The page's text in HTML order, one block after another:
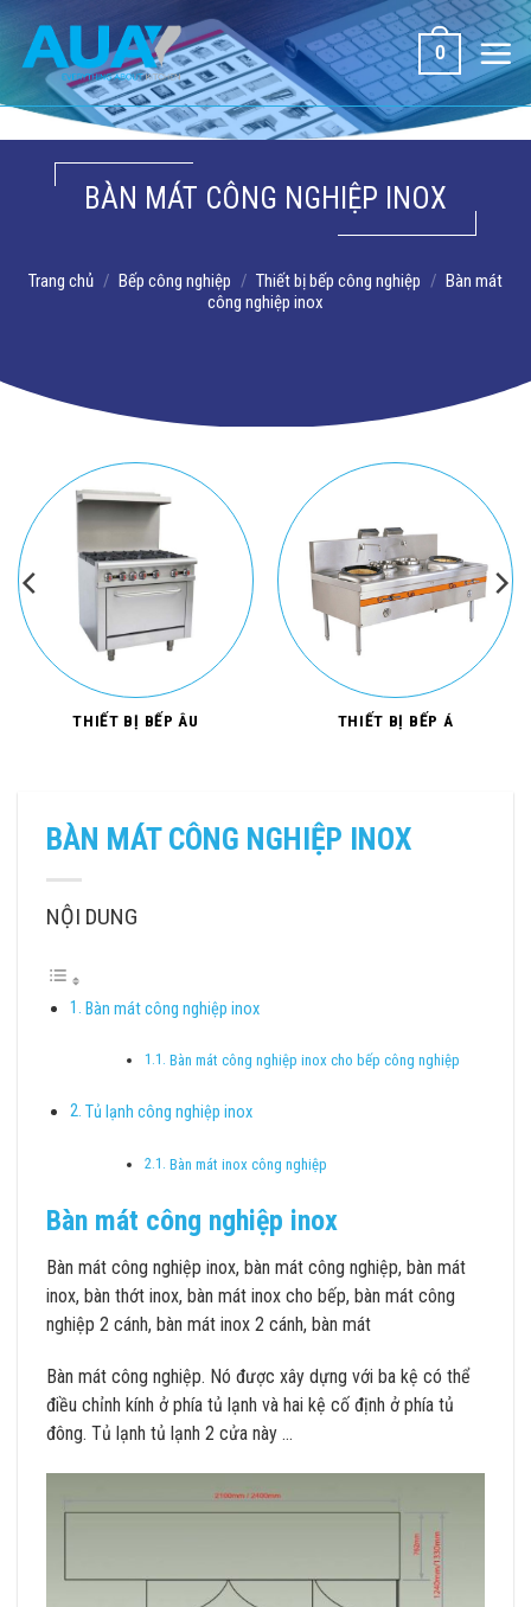
dung
0
BÀN MÁT CÔNG NGHIỆP INOX
Trang chủ / Bếp công nghiệp / Thiết bị bếp công nghiệp / Bàn mát
công nghiệp inox
THIẾT BỊ BẾP ÂU THIẾT BỊ BẾP Á
BÀN MÁT CÔNG NGHIỆP INOX
NỘI DUNG
Bàn mát công nghiệp inox
Bàn mát công nghiệp inox cho bếp công nghiệp
Tủ lạnh công nghiệp inox
Bàn mát inox công nghiệp
Bàn mát công nghiệp inox
Bàn mát công nghiệp inox, bàn mát công nghiệp, bàn mát
inox, bàn thớt inox, bàn mát inox cho bếp, bàn mát công
nghiệp 2 cánh, bàn mát inox 2 cánh, bàn mát
Bàn mát công nghiệp. Nó được xây dựng với ba kệ có thể
điều chỉnh kính ở phía tủ lạnh và hai kệ cố định ở phía tủ
đông. Tủ lạnh tủ lạnh 2 cửa này …